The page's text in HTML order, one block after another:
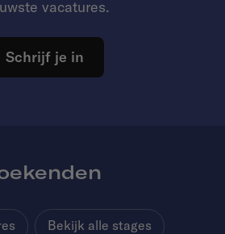
vacatures.
Schrijf je in
Bekijk alle stages